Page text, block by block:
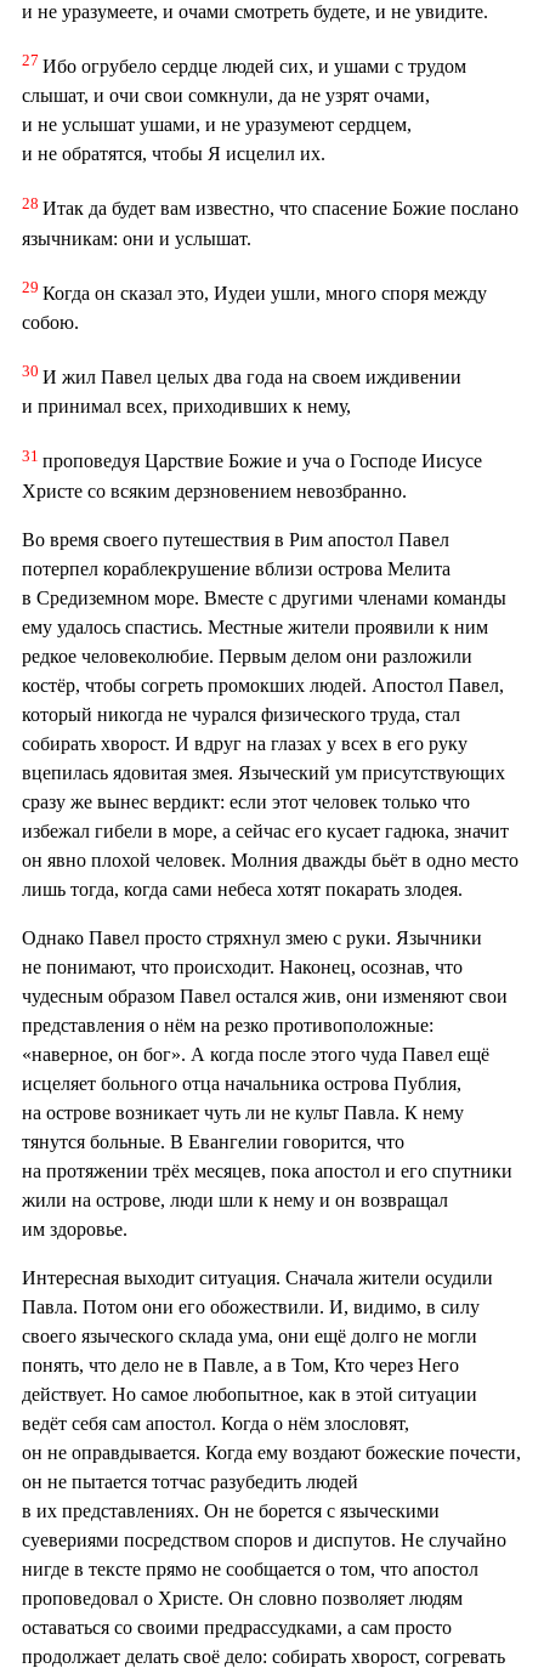
и не уразумеете, и очами смотреть будете, и не увидите.
27 Ибо огрубело сердце людей сих, и ушами с трудом
слышат, и очи свои сомкнули, да не узрят очами,
и не услышат ушами, и не уразумеют сердцем,
и не обратятся, чтобы Я исцелил их.
28 Итак да будет вам известно, что спасение Божие послано
язычникам: они и услышат.
29 Когда он сказал это, Иудеи ушли, много споря между
собою.
30 И жил Павел целых два года на своем иждивении
и принимал всех, приходивших к нему,
31 проповедуя Царствие Божие и уча о Господе Иисусе
Христе со всяким дерзновением невозбранно.
Во время своего путешествия в Рим апостол Павел
потерпел кораблекрушение вблизи острова Мелита
в Средиземном море. Вместе с другими членами команды
ему удалось спастись. Местные жители проявили к ним
редкое человеколюбие. Первым делом они разложили
костёр, чтобы согреть промокших людей. Апостол Павел,
который никогда не чурался физического труда, стал
собирать хворост. И вдруг на глазах у всех в его руку
вцепилась ядовитая змея. Языческий ум присутствующих
сразу же вынес вердикт: если этот человек только что
избежал гибели в море, а сейчас его кусает гадюка, значит
он явно плохой человек. Молния дважды бьёт в одно место
лишь тогда, когда сами небеса хотят покарать злодея.
Однако Павел просто стряхнул змею с руки. Язычники
не понимают, что происходит. Наконец, осознав, что
чудесным образом Павел остался жив, они изменяют свои
представления о нём на резко противоположные:
«наверное, он бог». А когда после этого чуда Павел ещё
исцеляет больного отца начальника острова Публия,
на острове возникает чуть ли не культ Павла. К нему
тянутся больные. В Евангелии говорится, что
на протяжении трёх месяцев, пока апостол и его спутники
жили на острове, люди шли к нему и он возвращал
им здоровье.
Интересная выходит ситуация. Сначала жители осудили
Павла. Потом они его обожествили. И, видимо, в силу
своего языческого склада ума, они ещё долго не могли
понять, что дело не в Павле, а в Том, Кто через Него
действует. Но самое любопытное, как в этой ситуации
ведёт себя сам апостол. Когда о нём злословят,
он не оправдывается. Когда ему воздают божеские почести,
он не пытается тотчас разубедить людей
в их представлениях. Он не борется с языческими
суевериями посредством споров и диспутов. Не случайно
нигде в тексте прямо не сообщается о том, что апостол
проповедовал о Христе. Он словно позволяет людям
оставаться со своими предрассудками, а сам просто
продолжает делать своё дело: собирать хворост, согревать